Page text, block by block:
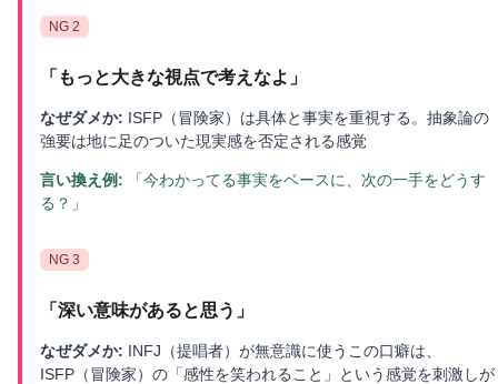
NG 2
「 もっと大きな視点で考えなよ 」
なぜダメか: ISFP（冒険家）は具体と事実を重視する。抽象論の
強要は地に足のついた現実感を否定される感覚
言い換え例:
「今わかってる事実をベースに、次の一手をどうす
る？」
NG 3
「 深い意味があると思う 」
なぜダメか: INFJ（提唱者）が無意識に使うこの口癖は、
ISFP（冒険家）の「感性を笑われること」という感覚を刺激しが